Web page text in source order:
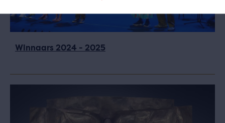
Winnaars 2024 - 2025